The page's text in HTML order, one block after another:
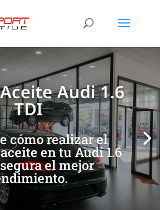
Audi 1.6
TDI
cómo realizar el
en tu Audi 1.6
el mejor